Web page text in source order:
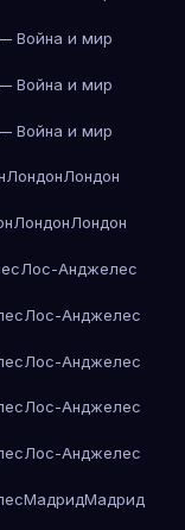
Война и мир
Война и мир
Война и мир
ЛондонЛондон
ЛондонЛондон
Лос-Анджелес
Лос-Анджелес
Лос-Анджелес
Лос-Анджелес
Лос-Анджелес
МадридМадрид